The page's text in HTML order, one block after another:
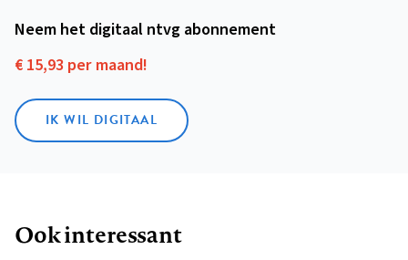
Neem het digitaal ntvg abonnement
€ 15,93 per maand!
IK WIL DIGITAAL
Ook interessant